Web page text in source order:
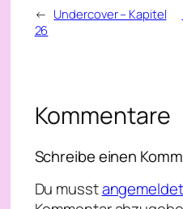
← Undercover – Kapitel
26
Kommentare
Schreibe einen
Du musstangemeldet